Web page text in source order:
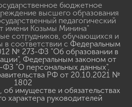
бюджетное
высшего образования
педагогический
имени Козьмы Минина"
сотрудников, обучающихся и
соответствии с Федеральным
№ 273-ФЗ "Об образовании в
, Федеральным законом от
"О персональных данных",
РФ от 20.10.2021 №
1802
имуществе и обязательствах
характера руководителей